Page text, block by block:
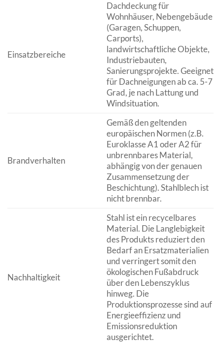
Einsatzbereiche
Dachdeckung für
Wohnhäuser, Nebengebäude
(Garagen, Schuppen,
Carports),
landwirtschaftliche Objekte,
Industriebauten,
Sanierungsprojekte. Geeignet
für Dachneigungen ab ca. 5-7
Grad, je nach Lattung und
Windsituation.
Brandverhalten
Gemäß den geltenden
europäischen Normen (z.B.
Euroklasse A1 oder A2 für
unbrennbares Material,
abhängig von der genauen
Zusammensetzung der
Beschichtung). Stahlblech ist
nicht brennbar.
Nachhaltigkeit
Stahl ist ein recycelbares
Material. Die Langlebigkeit
des Produkts reduziert den
Bedarf an Ersatzmaterialien
und verringert somit den
ökologischen Fußabdruck
über den Lebenszyklus
hinweg. Die
Produktionsprozesse sind auf
Energieeffizienz und
Emissionsreduktion
ausgerichtet.